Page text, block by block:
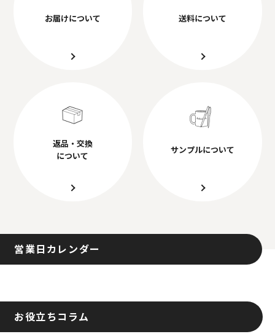
お届けについて 送料について
返品・交換
について
サンプルについて
営業日カレンダー
お役立ちコラム